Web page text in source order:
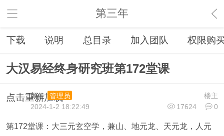
第三年
下载 说明 总目录 加入团队 权限购
大汉易经终身研究班第172堂课
点击重新加载 楼主
顏仕
管理员
17624
0
2024-1-2 18:22:49
第172堂课：大三元玄空学，兼山、地元龙、天元龙，人元